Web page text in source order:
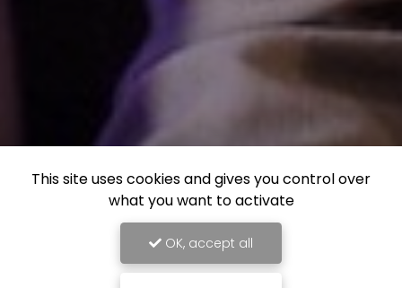
This site uses cookies and gives you control over
what you want to activate
OK, accept all